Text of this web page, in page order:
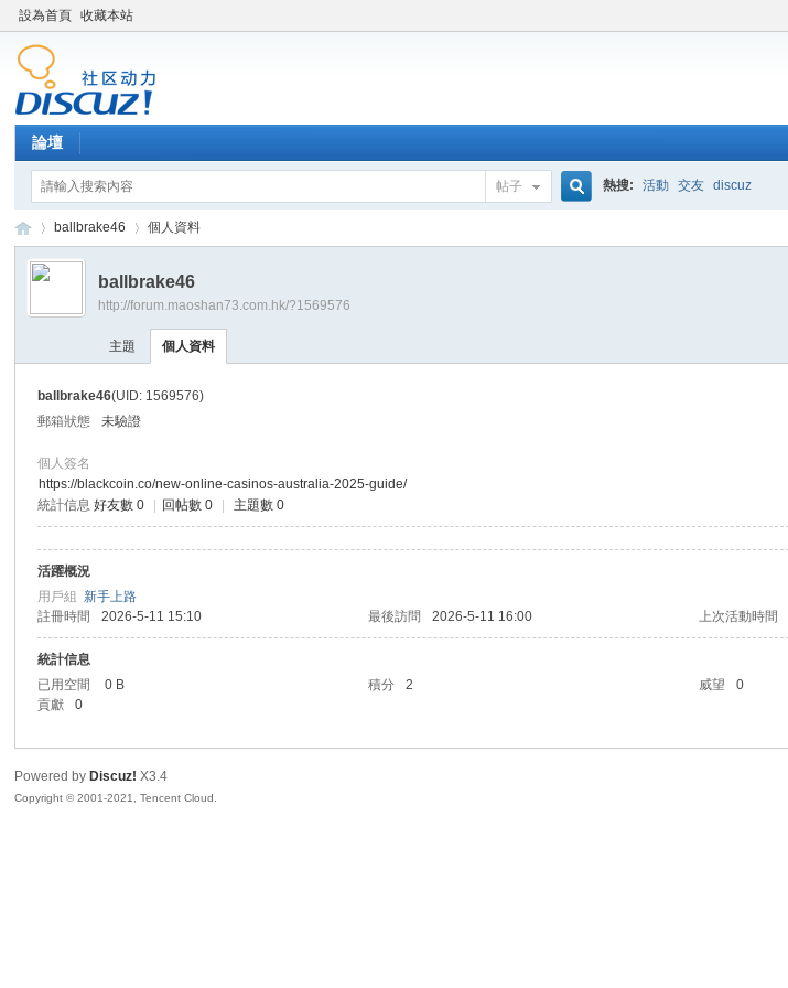
設為首頁 收藏本站
論壇
帖子 熱搜: 活動 交友 discuz
›
ballbrake46 個人資料
ballbrake46
http://forum.maoshan73.com.hk/?1569576
主題 個人資料
ballbrake46(UID: 1569576)
郵箱狀態
未驗證
個人簽名
https://blackcoin.co/new-online-casinos-australia-2025-guide/
統計信息 好友數 0 回帖數 0 主題數 0
活躍概況
用戶組新手上路
註冊時間
2026-5-11 15:10 最後訪問 2026-5-11 16:00 上次活動時間
統計信息
已用空間
0 B 積分 2 威望 0
貢獻
0
Powered by Discuz! X3.4
Copyright © 2001-2021, Tencent Cloud.